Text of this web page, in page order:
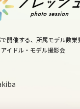
開催する、所属モデル数業
アイドル・モデル撮影会